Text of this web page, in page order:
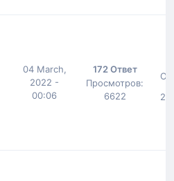
04 March,
2022 -
00:06
172 Ответ
Просмотров:
6622
29